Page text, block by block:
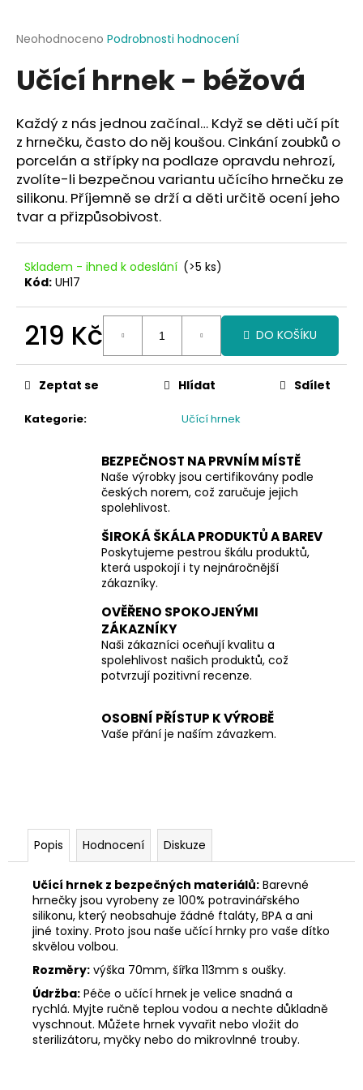
Průměrné
produktu
je
z
5
hvězdiček.
Neohodnoceno Podrobnosti hodnocení
Učící hrnek - béžová
Každý z nás jednou začínal… Když se děti učí pít
z hrnečku, často do něj koušou. Cinkání zoubků o
porcelán a střípky na podlaze opravdu nehrozí,
zvolíte-li bezpečnou variantu učícího hrnečku ze
silikonu. Příjemně se drží a děti určitě ocení jeho
tvar a přizpůsobivost.
Skladem - ihned k odeslání (>5 ks)
Kód: UH17
219 Kč
cena:
DO KOŠÍKU
Kategorie: Učící hrnek
Zeptat se Hlídat Sdílet
BEZPEČNOST NA PRVNÍM MÍSTĚ
Naše výrobky jsou certifikovány podle
českých norem, což zaručuje jejich
spolehlivost.
ŠIROKÁ ŠKÁLA PRODUKTŮ A BAREV
Poskytujeme pestrou škálu produktů,
která uspokojí i ty nejnáročnější
zákazníky.
OVĚŘENO SPOKOJENÝMI
ZÁKAZNÍKY
Naši zákazníci oceňují kvalitu a
spolehlivost našich produktů, což
potvrzují pozitivní recenze.
OSOBNÍ PŘÍSTUP K VÝROBĚ
Vaše přání je naším závazkem.
Popis Hodnocení Diskuze
Učící hrnek z bezpečných materiálů: Barevné
hrnečky jsou vyrobeny ze 100% potravinářského
silikonu, který neobsahuje žádné ftaláty, BPA a ani
jiné toxiny. Proto jsou naše učící hrnky pro vaše dítko
skvělou volbou.
Rozměry: výška 70mm, šířka 113mm s oušky.
Údržba: Péče o učící hrnek je velice snadná a
rychlá. Myjte ručně teplou vodou a nechte důkladně
vyschnout. Můžete hrnek vyvařit nebo vložit do
sterilizátoru, myčky nebo do mikrovlnné trouby.
j
t
HLEDAT
D
o
o
u
č
u
e